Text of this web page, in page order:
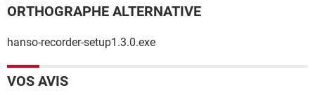
ORTHOGRAPHE ALTERNATIVE
hanso-recorder-setup1.3.0.exe
VOS AVIS